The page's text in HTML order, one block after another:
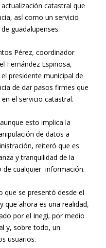
catastral que
así como un servicio
guadalupenses.
Pérez, coordinador
Fernández Espinosa,
presidente municipal de
de dar pasos firmes que
el servicio catastral.
esto implica la
de datos a
reiteró que es
y tranquilidad de la
de cualquier información.
que se presentó desde el
que ahora es una realidad,
por el Inegi, por medio
y, sobre todo, un
usuarios.